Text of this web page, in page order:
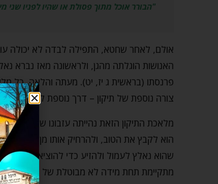
"הבורר אוכל מתוך פסולת או שהיו לפניו שני
אולם, לאחר שחטא, התפילה לבדה לא יכולה
האנושות הוגלתה מהגן, ולראשונה מאז נברא
פרנסתו (בראשית ג יז, יט). מעתה והלאה, כל
צורה נוספת של תיקון – דרך נוספת לברור בין
מלאכת התיקון הזאת נהייתה עזבונו של אדם
הוא לקבץ את הטוב, ולהרחיק אותו מן הרע
שהוא נאלץ לעמול ולהזיע כדי להוציא את
מתקיימת תחת מידה לא מבוטלת של לחץ